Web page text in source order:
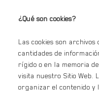
¿Qué son cookies?
Las cookies son
cantidades de
rígido o en la memoria
visita nuestro Sitio Web.
organizar el contenido y